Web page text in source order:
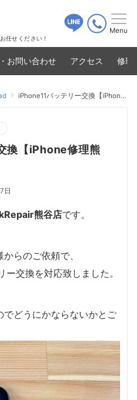
任せください！
Menu
お問い合わせ アクセス 修理
iPhone11バッテリー交換【iPhone修理熊谷】
換【iPhone修理熊
日
熊谷店です。
らのご依頼で、
ー交換を対応致しました。
どうにかならないかとご